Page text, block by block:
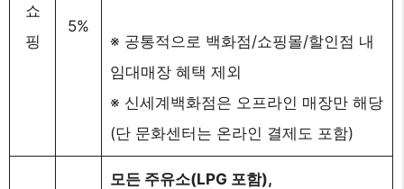
쇼
핑
5%
※ 공통적으로 백화점/쇼핑몰/할인점 내
임대매장 혜택 제외
※ 신세계백화점은 오프라인 매장만 해당
(단 문화센터는 온라인 결제도 포함)
모든 주유소(LPG 포함),